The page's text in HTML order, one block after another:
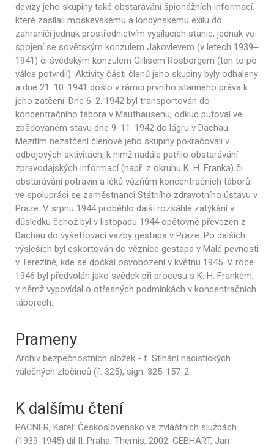
devízy jeho skupiny také obstarávání špionážních informací,
které zasílali moskevskému a londýnskému exilu do
zahraničí jednak prostřednictvím vysílacích stanic, jednak ve
spojení se sovětským konzulem Jakovlevem (v letech 1939‒
1941) či švédským konzulem Gillisem Rosborgem (ten to po
válce potvrdil). Aktivity části členů jeho skupiny byly odhaleny
a dne 21. 10. 1941 došlo v rámci prvního stanného práva k
jeho zatčení. Dne 6. 2. 1942 byl transportován do
koncentračního tábora v Mauthausenu, odkud putoval ve
zbědovaném stavu dne 9. 11. 1942 do lágru v Dachau.
Mezitím nezatčení členové jeho skupiny pokračovali v
odbojových aktivitách, k nimž nadále patřilo obstarávání
zpravodajských informací (např. z okruhu K. H. Franka) či
obstarávání potravin a léků vězňům koncentračních táborů
ve spolupráci se zaměstnanci Státního zdravotního ústavu v
Praze. V srpnu 1944 proběhlo další rozsáhlé zatýkání v
důsledku čehož byl v listopadu 1944 opětovně převezen z
Dachau do vyšetřovací vazby gestapa v Praze. Po dalších
výsleších byl eskortován do věznice gestapa v Malé pevnosti
v Terezíně, kde se dočkal osvobození v květnu 1945. V roce
1946 byl předvolán jako svědek při procesu s K. H. Frankem,
v němž vypovídal o otřesných podmínkách v koncentračních
táborech.
Prameny
Archiv bezpečnostních složek - f. Stíhání nacistických
válečných zločinců (f. 325), sign. 325-157-2.
K dalšímu čtení
PACNER, Karel: Československo ve zvláštních službách
(1939-1945) díl II. Praha: Themis, 2002. GEBHART, Jan ‒